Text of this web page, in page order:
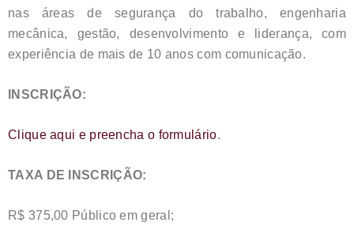
nas áreas de segurança do trabalho, engenharia
mecânica, gestão, desenvolvimento e liderança, com
experiência de mais de 10 anos com comunicação.
INSCRIÇÃO:
Clique aqui e preencha o formulário.
TAXA DE INSCRIÇÃO:
R$ 375,00 Público em geral;